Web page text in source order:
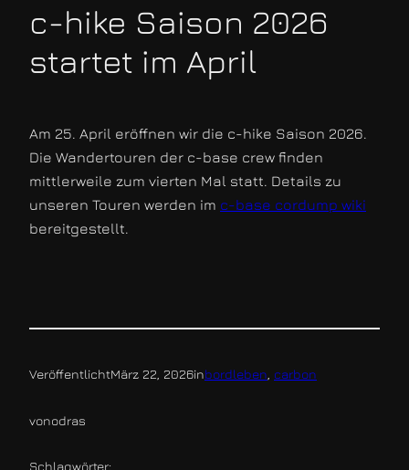
c-hike Saison 2026
startet im April
Am 25. April eröffnen wir die c-hike Saison 2026.
Die Wandertouren der c-base crew finden
mittlerweile zum vierten Mal statt. Details zu
unseren Touren werden im c-base cordump wiki
bereitgestellt.
VeröffentlichtMärz 22, 2026inbordleben carbon
vonodras
Schlagwörter: